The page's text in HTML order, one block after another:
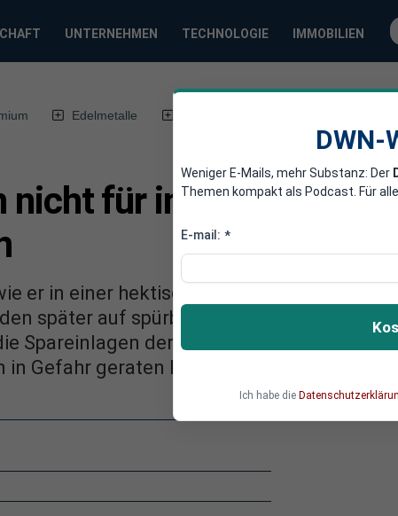
UNTERNEHMEN TECHNOLOGIE IMMOBILIEN
Edelmetalle
nicht für internationale
er in einer hektischen Nachtsitzung von
später auf spürbaren Widerstand: Die
Spareinlagen der deutschen Sparer wegen
Gefahr geraten könnten.
Weniger E-Mails, mehr Substanz: Der
Themen kompakt als Podcast. Für
E-mail: *
Ich habe die